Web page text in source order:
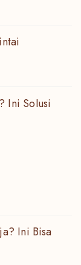
Ini Solusi
Ini Bisa